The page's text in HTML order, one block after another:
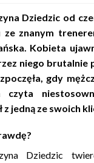
Dziedzic od
ze znanym
Kobieta
niego brutalnie
gdy
czyta
jedną ze swoich
Dziedzic